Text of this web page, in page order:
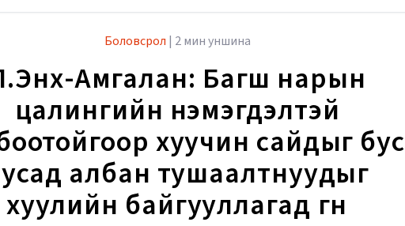
Боловсрол | 2 мин уншина
Амгалан: Багш нарын
цалингийн нэмэгдэлтэй
хуучин сайдыг бус
албан тушаалтнуудыг
хуулийн байгууллагад өгнө